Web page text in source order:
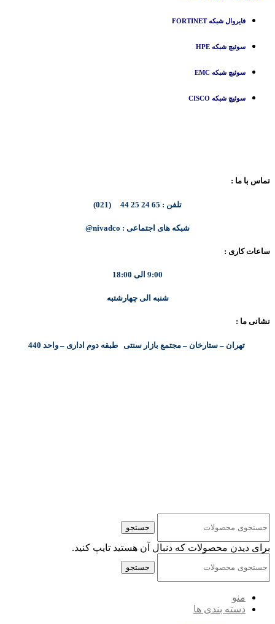
فایروال شبکه FORTINET
سوئیچ شبکه HPE
سوئیچ شبکه EMC
سوئیچ شبکه CISCO
تماس با ما :
تلفن : 65 24 25 44 (021)
شبکه های اجتماعی : nivadco@
ساعات کاری :
9:00 الی 18:00
شنبه الی چهارشتبه
نشانی ما :
تهران – ستارخان – مجتمع بازار سنتی طبقه دوم اداری – واحد 440
جستجو
برای دیدن محصولات که دنبال آن هستید تایپ کنید.
جستجو
منو
دسته بندی ها